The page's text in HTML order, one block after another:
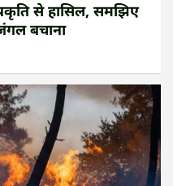
से हासिल, समझिए
बचाना